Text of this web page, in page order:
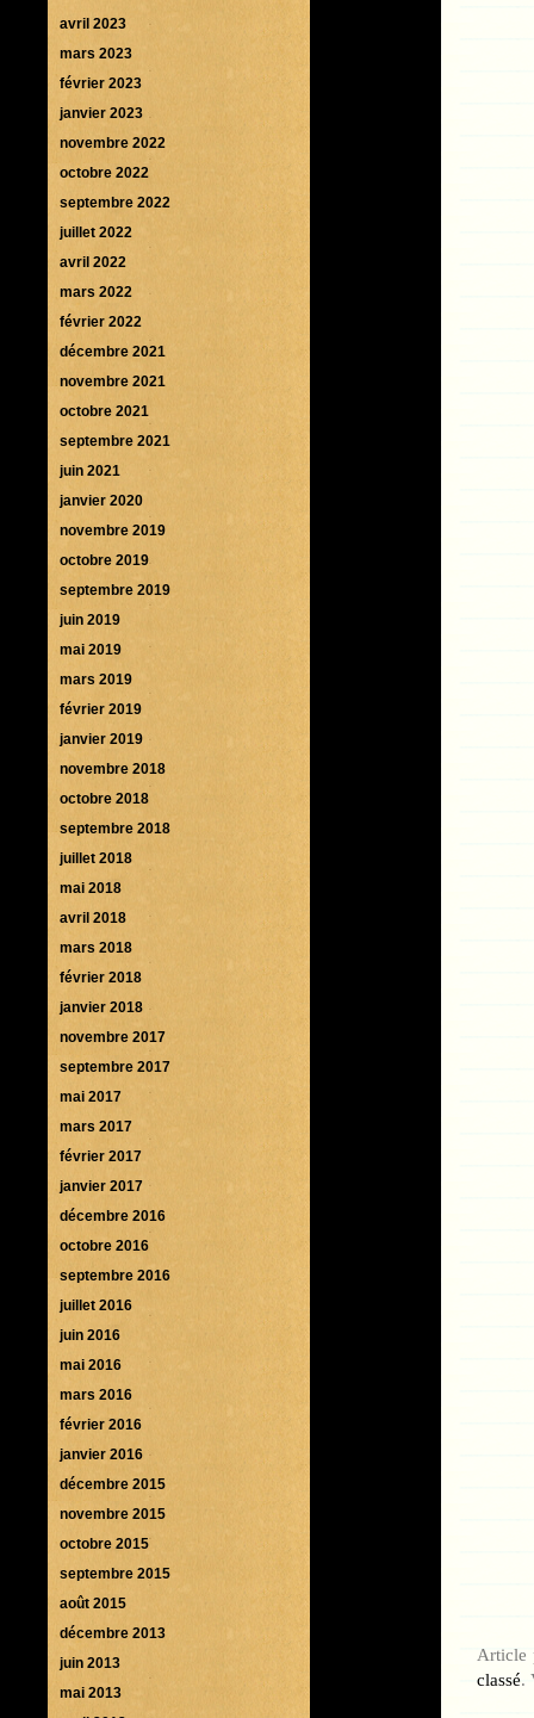
Article
classé.
avril 2023
mars 2023
février 2023
janvier 2023
novembre 2022
octobre 2022
septembre 2022
juillet 2022
avril 2022
mars 2022
février 2022
décembre 2021
novembre 2021
octobre 2021
septembre 2021
juin 2021
janvier 2020
novembre 2019
octobre 2019
septembre 2019
juin 2019
mai 2019
mars 2019
février 2019
janvier 2019
novembre 2018
octobre 2018
septembre 2018
juillet 2018
mai 2018
avril 2018
mars 2018
février 2018
janvier 2018
novembre 2017
septembre 2017
mai 2017
mars 2017
février 2017
janvier 2017
décembre 2016
octobre 2016
septembre 2016
juillet 2016
juin 2016
mai 2016
mars 2016
février 2016
janvier 2016
décembre 2015
novembre 2015
octobre 2015
septembre 2015
août 2015
décembre 2013
juin 2013
mai 2013